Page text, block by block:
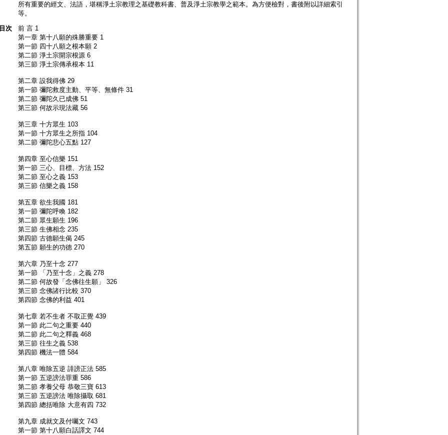
所有重要的經文、法語，堪稱淨土宗教理之基礎教科書、普及淨土宗教學之範本。為方便檢對，書後附以詳細索引
等。
次
前 言 1
第一章 第十八願的殊勝重要 1
第一節 四十八願之根本願 2
第二節 淨土宗開宗根源 6
第三節 淨土宗傳承根本 11
第二章 設我得佛 29
第一節 彌陀救度主動、平等、無條件 31
第二節 彌陀久已成佛 51
第三節 何故示現法藏 56
第三章 十方眾生 103
第一節 十方眾生之所指 104
第二節 彌陀悲心五點 127
第四章 至心信樂 151
第一節 三心、目標、方法 152
第二節 至心之義 153
第三節 信樂之義 158
第五章 欲生我國 181
第一節 彌陀呼喚 182
第二節 眾生願生 196
第三節 生佛相念 235
第四節 古德願生偈 245
第五節 願生的功德 270
第六章 乃至十念 277
第一節 「乃至十念」之義 278
第二節 何故發「念佛往生願」 326
第三節 念佛諸行比較 370
第四節 念佛的利益 401
第七章 若不生者 不取正覺 439
第一節 此二句之重要 440
第二節 此二句之釋義 468
第三節 往生之義 538
第四節 機法一體 584
第八章 唯除五逆 誹謗正法 585
第一節 五逆謗法罪重 586
第二節 孝養父母 恭敬三寶 613
第三節 五逆謗法 唯除攝取 681
第四節 總括唯除 大意有四 732
第九章 成就文及付囑文 743
第一節 第十八願白話譯文 744